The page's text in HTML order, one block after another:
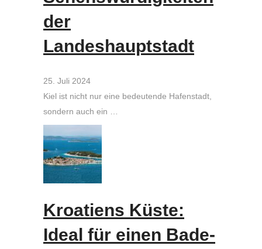
der
Landeshauptstadt
25. Juli 2024
Kiel ist nicht nur eine bedeutende Hafenstadt,
sondern auch ein …
Kroatiens Küste:
Ideal für einen Bade-